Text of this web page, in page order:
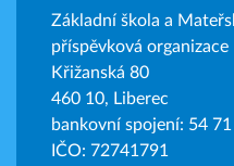
Základní škola a
příspěvková organizace
Křižanská 80
460 10, Liberec
bankovní spojení: 54
IČO: 72741791